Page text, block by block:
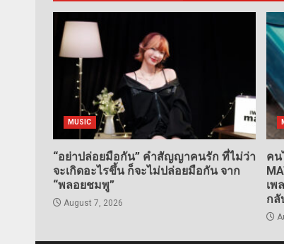
MUSIC
“อย่าปล่อยมือกัน” คำสัญญาคนรัก ที่ไม่ว่า
จะเกิดอะไรขึ้น ก็จะไม่ปล่อยมือกัน จาก
“พลอยชมพู”
August 7, 2026
คน
เพ
กลั